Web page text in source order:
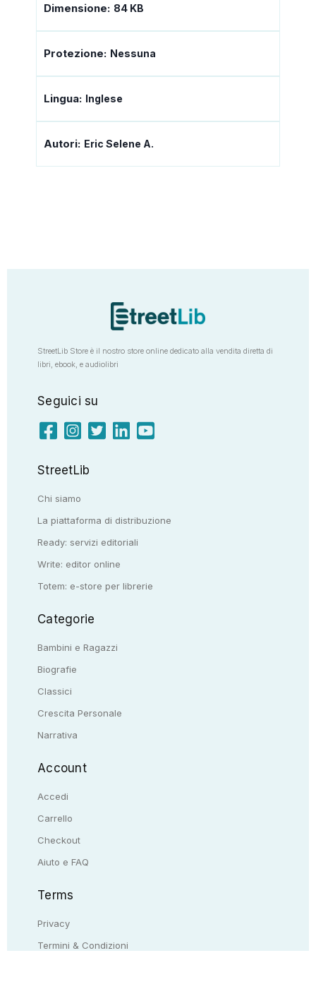
Dimensione: 84 KB
Protezione: Nessuna
Lingua: Inglese
Autori: Eric Selene A.
StreetLib Store è il nostro store online dedicato alla vendita diretta di
libri, ebook, e audiolibri
Seguici su
StreetLib
Chi siamo
La piattaforma di distribuzione
Ready: servizi editoriali
Write: editor online
Totem: e-store per librerie
Categorie
Bambini e Ragazzi
Biografie
Classici
Crescita Personale
Narrativa
Account
Accedi
Carrello
Checkout
Aiuto e FAQ
Terms
Privacy
Termini & Condizioni